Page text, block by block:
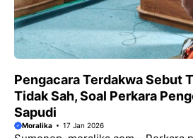
Pengacara Terdakwa Sebut
Tidak Sah, Soal Perkara
Sapudi
Moralika 17 Jan 2026